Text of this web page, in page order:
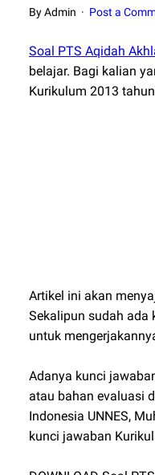
By Admin Post a
Soal PTS Aqidah
belajar. Bagi kalian
Kurikulum 2013
Artikel ini akan
Sekalipun sudah ada
untuk
Adanya kunci
atau bahan evaluasi
Indonesia UNNES,
kunci jawaban